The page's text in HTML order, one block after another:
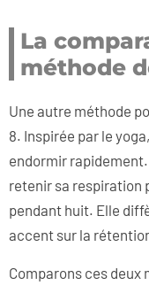
La
méthode
Une autre méthode
8. Inspirée par le
endormir
retenir sa respiration
pendant huit. Elle
accent sur la
Comparons ces deux